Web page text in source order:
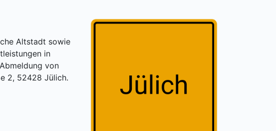
Altstadt sowie
in
von
2, 52428 Jülich.